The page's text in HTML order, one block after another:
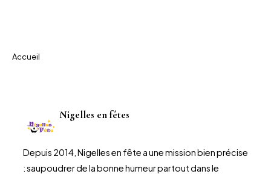
Accueil
Nigelles en fêtes
Depuis 2014, Nigelles en fête a une mission bien précise
: saupoudrer de la bonne humeur partout dans le